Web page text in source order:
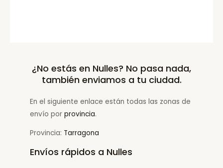
¿No estás en Nulles? No pasa nada,
también enviamos a tu ciudad.
En el siguiente enlace están todas las zonas de
envío por provincia.
Provincia: Tarragona
Envíos rápidos a Nulles